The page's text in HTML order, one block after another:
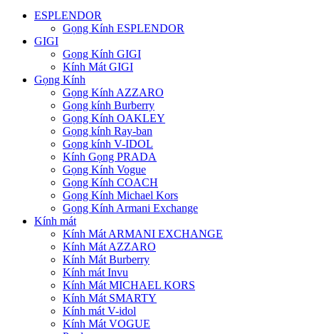
ESPLENDOR
Gọng Kính ESPLENDOR
GIGI
Gọng Kính GIGI
Kính Mát GIGI
Gọng Kính
Gọng Kính AZZARO
Gọng kính Burberry
Gọng Kính OAKLEY
Gọng kính Ray-ban
Gọng kính V-IDOL
Kính Gọng PRADA
Gọng Kính Vogue
Gọng Kính COACH
Gọng Kính Michael Kors
Gọng Kính Armani Exchange
Kính mát
Kính Mát ARMANI EXCHANGE
Kính Mát AZZARO
Kính Mát Burberry
Kính mát Invu
Kính Mát MICHAEL KORS
Kính Mát SMARTY
Kính mát V-idol
Kính Mát VOGUE